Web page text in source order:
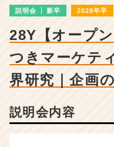
成
長
企
業
か
ら
ス
説明会 新卒 2028年卒
28Y【オープ
つきマーケテ
界研究｜企画
説明会内容